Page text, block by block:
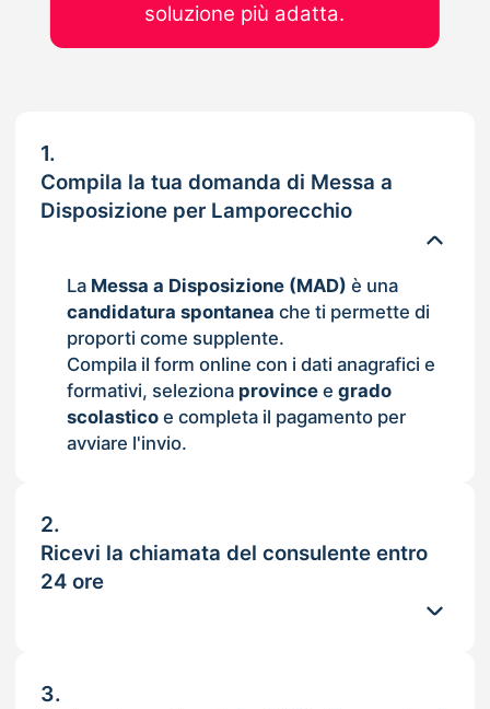
1.
Compila la tua domanda di Messa a
Disposizione per Lamporecchio
La Messa a Disposizione (MAD) è una
candidatura spontanea che ti permette di
proporti come supplente.
Compila il form online con i dati anagrafici e
formativi, seleziona provincee grado
scolasticoe completa il pagamento per
avviare l'invio.
2.
Ricevi la chiamata del consulente entro
24 ore
3.
soluzione più adatta.